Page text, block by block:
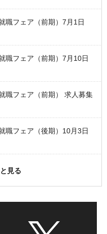
職フェア（前期）7月1日
職フェア（前期）7月10日
職フェア（前期） 求人募集
職フェア（後期）10月3日
見る